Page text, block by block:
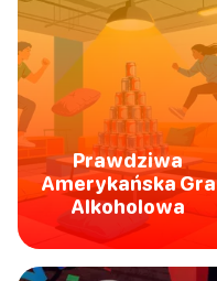
Prawdziwa
Amerykańska Gra
Alkoholowa